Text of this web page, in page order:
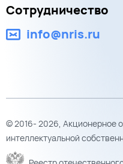
Сотрудничество
info@nris.ru
© 2016- 2026, Акционерное
интеллектуальной